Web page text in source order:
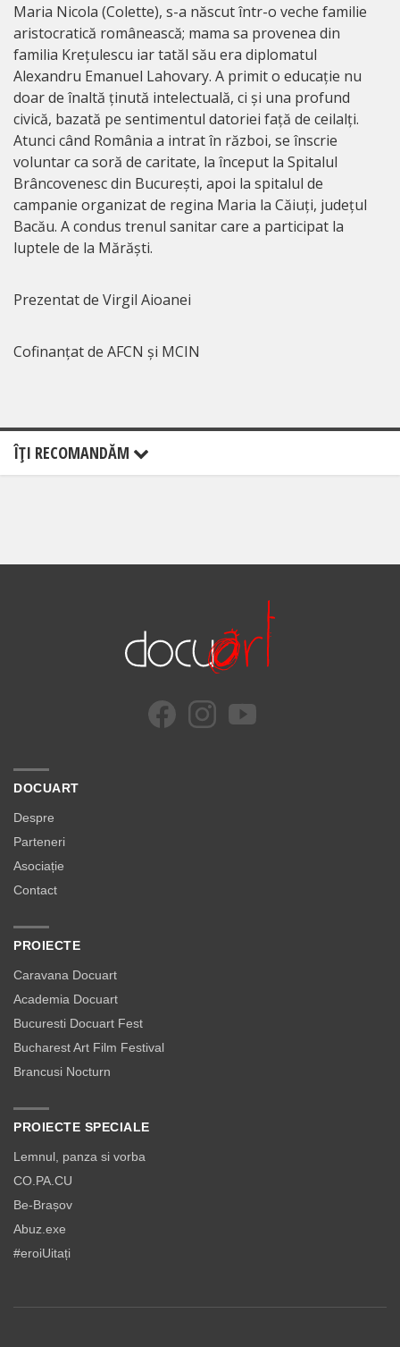
Maria Nicola (Colette), s-a născut într-o veche familie
aristocratică românească; mama sa provenea din
familia Krețulescu iar tatăl său era diplomatul
Alexandru Emanuel Lahovary. A primit o educație nu
doar de înaltă ținută intelectuală, ci și una profund
civică, bazată pe sentimentul datoriei față de ceilalți.
Atunci când România a intrat în război, se înscrie
voluntar ca soră de caritate, la început la Spitalul
Brâncovenesc din București, apoi la spitalul de
campanie organizat de regina Maria la Căiuți, județul
Bacău. A condus trenul sanitar care a participat la
luptele de la Mărăști.
Prezentat de Virgil Aioanei
Cofinanțat de AFCN și MCIN
ÎŢI RECOMANDĂM
DOCUART
Despre
Parteneri
Asociație
Contact
PROIECTE
Caravana Docuart
Academia Docuart
Bucuresti Docuart Fest
Bucharest Art Film Festival
Brancusi Nocturn
PROIECTE SPECIALE
Lemnul, panza si vorba
CO.PA.CU
Be-Brașov
Abuz.exe
#eroiUitați